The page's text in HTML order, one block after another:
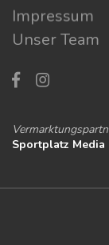
Impressum
Unser Team
Sportplatz Media